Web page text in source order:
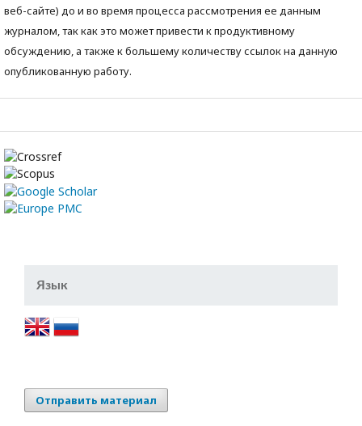
веб-сайте) до и во время процесса рассмотрения ее данным
журналом, так как это может привести к продуктивному
обсуждению, а также к большему количеству ссылок на данную
опубликованную работу.
Язык
Отправить материал